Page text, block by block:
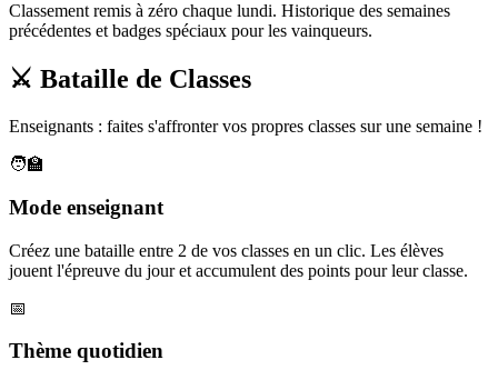
Classement remis à zéro chaque lundi. Historique des semaines
précédentes et badges spéciaux pour les vainqueurs.
⚔️ Bataille de Classes
Enseignants : faites s'affronter vos propres classes sur une semaine !
🧑‍🏫
Mode enseignant
Créez une bataille entre 2 de vos classes en un clic. Les élèves
jouent l'épreuve du jour et accumulent des points pour leur classe.
📅
Thème quotidien